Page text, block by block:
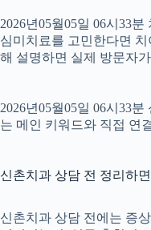
2026년05월05일 06시33
심미치료를 고민한다면
해 설명하면 실제 방문자
2026년05월05일 06시33
는 메인 키워드와 직접 연
신촌치과 상담 전 정리하
신촌치과 상담 전에는 증